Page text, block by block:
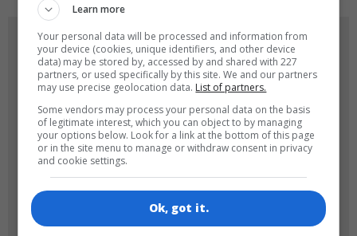
SPIEL-ICONS
Learn more
Your personal data will be processed and information from
your device (cookies, unique identifiers, and other device
data) may be stored by, accessed by and shared with 227
partners, or used specifically by this site. We and our partners
may use precise geolocation data. List of partners.
Some vendors may process your personal data on the basis
of legitimate interest, which you can object to by managing
your options below. Look for a link at the bottom of this page
or in the site menu to manage or withdraw consent in privacy
and cookie settings.
Ok, got it.